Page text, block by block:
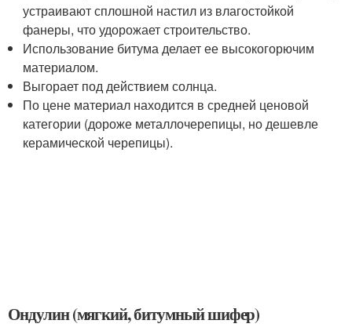
устраивают сплошной настил из влагостойкой
фанеры, что удорожает строительство.
Использование битума делает ее высокогорючим
материалом.
Выгорает под действием солнца.
По цене материал находится в средней ценовой
категории (дороже металлочерепицы, но дешевле
керамической черепицы).
Ондулин (мягкий, битумный шифер)